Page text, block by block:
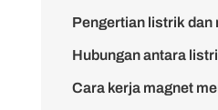
Pengertian listrik dan
Hubungan antara
Cara kerja magnet